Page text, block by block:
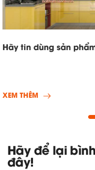
Hãy tin dùng sản
XEM THÊM
Hãy để lại
đây!